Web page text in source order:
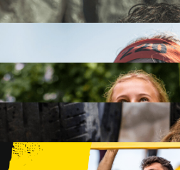
70 PRZESZKÓD
21 KM+
42 KM+
FAMILY
15 PRZESZKÓD
2 KM+
KIDS
15 PRZESZKÓD
1 KM+
TRENINGI